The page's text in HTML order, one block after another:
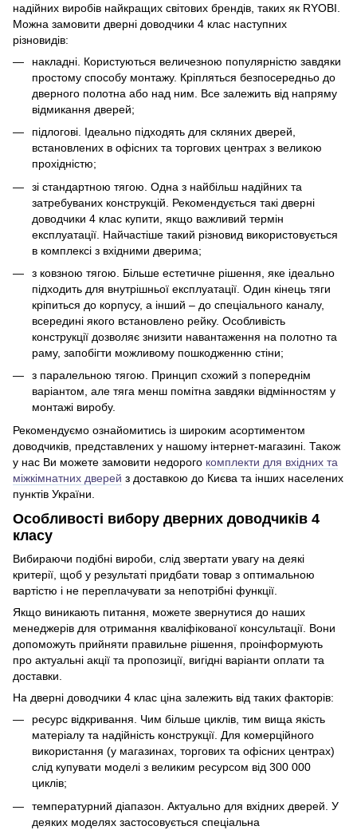
надійних виробів найкращих світових брендів, таких як RYOBI.
Можна замовити дверні доводчики 4 клас наступних
різновидів:
накладні. Користуються величезною популярністю завдяки
простому способу монтажу. Кріпляться безпосередньо до
дверного полотна або над ним. Все залежить від напряму
відмикання дверей;
підлогові. Ідеально підходять для скляних дверей,
встановлених в офісних та торгових центрах з великою
прохідністю;
зі стандартною тягою. Одна з найбільш надійних та
затребуваних конструкцій. Рекомендується такі дверні
доводчики 4 клас купити, якщо важливий термін
експлуатації. Найчастіше такий різновид використовується
в комплексі з вхідними дверима;
з ковзною тягою. Більше естетичне рішення, яке ідеально
підходить для внутрішньої експлуатації. Один кінець тяги
кріпиться до корпусу, а інший – до спеціального каналу,
всередині якого встановлено рейку. Особливість
конструкції дозволяє знизити навантаження на полотно та
раму, запобігти можливому пошкодженню стіни;
з паралельною тягою. Принцип схожий з попереднім
варіантом, але тяга менш помітна завдяки відмінностям у
монтажі виробу.
Рекомендуємо ознайомитись із широким асортиментом
доводчиків, представлених у нашому інтернет-магазині. Також
у нас Ви можете замовити недорого комплекти для вхідних та
міжкімнатних дверей з доставкою до Києва та інших населених
пунктів України.
Особливості вибору дверних доводчиків 4
класу
Вибираючи подібні вироби, слід звертати увагу на деякі
критерії, щоб у результаті придбати товар з оптимальною
вартістю і не переплачувати за непотрібні функції.
Якщо виникають питання, можете звернутися до наших
менеджерів для отримання кваліфікованої консультації. Вони
допоможуть прийняти правильне рішення, проінформують
про актуальні акції та пропозиції, вигідні варіанти оплати та
доставки.
На дверні доводчики 4 клас ціна залежить від таких факторів:
ресурс відкривання. Чим більше циклів, тим вища якість
матеріалу та надійність конструкції. Для комерційного
використання (у магазинах, торгових та офісних центрах)
слід купувати моделі з великим ресурсом від 300 000
циклів;
температурний діапазон. Актуально для вхідних дверей. У
деяких моделях застосовується спеціальна